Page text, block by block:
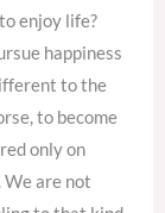
enjoy life?
happiness
to the
to become
only on
We are not